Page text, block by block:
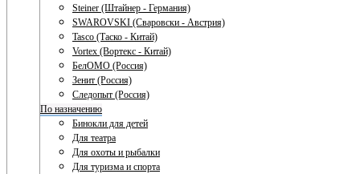
Steiner (Штайнер - Германия)
SWAROVSKI (Сваровски - Австрия)
Tasco (Таско - Китай)
Vortex (Вортекс - Китай)
БелОМО (Россия)
Зенит (Россия)
Следопыт (Россия)
По назначению
Бинокли для детей
Для театра
Для охоты и рыбалки
Для туризма и спорта